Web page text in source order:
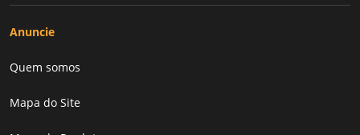
Anuncie
Quem somos
Mapa do Site